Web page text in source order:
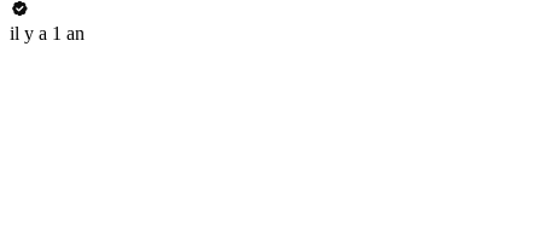
il y a 1 an